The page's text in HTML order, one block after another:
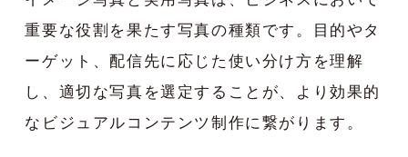
重要な役割を果たす写真の種類です。目的やタ
ーゲット、配信先に応じた使い分け方を理解
し、適切な写真を選定することが、より効果的
なビジュアルコンテンツ制作に繋がります。